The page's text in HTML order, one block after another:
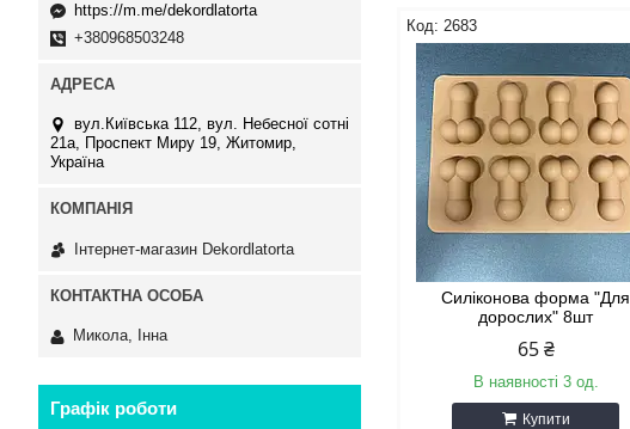
2683
Силіконова форма "Для
дорослих" 8шт
65 ₴
В наявності 3 од.
Купити
https://m.me/dekordlatorta
+380968503248
вул.Київська 112, вул. Небесної сотні
21а, Проспект Миру 19, Житомир,
Україна
Інтернет-магазин Dekordlatorta
Микола, Інна
Графік роботи